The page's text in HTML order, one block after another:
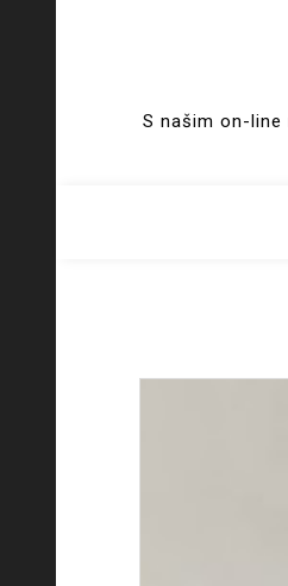
S našim on-